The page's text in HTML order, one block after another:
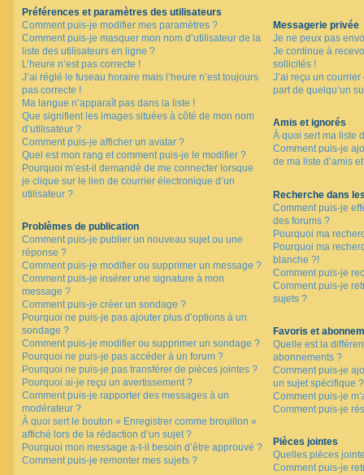
Préférences et paramètres des utilisateurs
Comment puis-je modifier mes paramètres ?
Comment puis-je masquer mon nom d’utilisateur de la
liste des utilisateurs en ligne ?
L’heure n’est pas correcte !
J’ai réglé le fuseau horaire mais l’heure n’est toujours
pas correcte !
Ma langue n’apparaît pas dans la liste !
Que signifient les images situées à côté de mon nom
d’utilisateur ?
Comment puis-je afficher un avatar ?
Quel est mon rang et comment puis-je le modifier ?
Pourquoi m’est-il demandé de me connecter lorsque
je clique sur le lien de courrier électronique d’un
utilisateur ?
Problèmes de publication
Comment puis-je publier un nouveau sujet ou une
réponse ?
Comment puis-je modifier ou supprimer un message ?
Comment puis-je insérer une signature à mon
message ?
Comment puis-je créer un sondage ?
Pourquoi ne puis-je pas ajouter plus d’options à un
sondage ?
Comment puis-je modifier ou supprimer un sondage ?
Pourquoi ne puis-je pas accéder à un forum ?
Pourquoi ne puis-je pas transférer de pièces jointes ?
Pourquoi ai-je reçu un avertissement ?
Comment puis-je rapporter des messages à un
modérateur ?
À quoi sert le bouton « Enregistrer comme brouillon »
affiché lors de la rédaction d’un sujet ?
Pourquoi mon message a-t-il besoin d’être approuvé ?
Comment puis-je remonter mes sujets ?
Messagerie privée
Je ne peux pas
Je continue à
sollicités !
J’ai reçu un
part de quelqu’un
Amis et ignorés
À quoi sert ma liste
Comment puis-je
de ma liste d’amis
Recherche dans
Comment puis-je
des forums ?
Pourquoi ma
Pourquoi ma
blanche ?!
Comment puis-je
Comment puis-je
sujets ?
Favoris et
Quelle est la
abonnements ?
Comment puis-je
un sujet spécifique ?
Comment puis-je
Comment puis-je
Pièces jointes
Quelles pièces
Comment puis-je